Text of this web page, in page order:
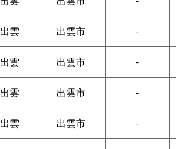
出雲 出雲市 -
出雲 出雲市 -
出雲 出雲市 -
出雲 出雲市 -